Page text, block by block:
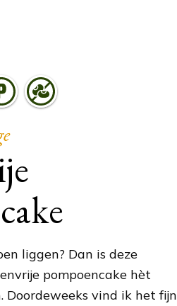
liggen? Dan is deze
pompoencake hèt
Doordeweeks vind ik het fijn